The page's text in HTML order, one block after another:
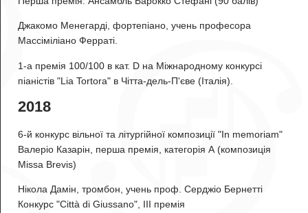
Джакомо Менегарді, фортепіано, учень професора
Массіміліано Ферраті.
1-а премія 100/100 в кат. D на Міжнародному конкурсі
піаністів "Lia Tortora" в Чітта-дель-П'єве (Італія).
2018
6-й конкурс вільної та літургійної композиції "In memoriam"
Валеріо Казарін , перша премія, категорія А (композиція
Missa Brevis)
Нікола Дамін, тромбон, учень проф. Серджіо Бернетті
Конкурс "Città di Giussano", III премія